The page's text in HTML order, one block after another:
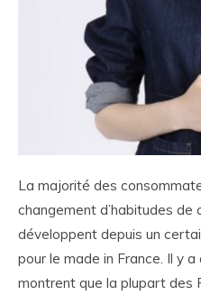
La majorité des
changement d’habitudes de
développent depuis un
pour le made in France. Il y
montrent que la plupart des